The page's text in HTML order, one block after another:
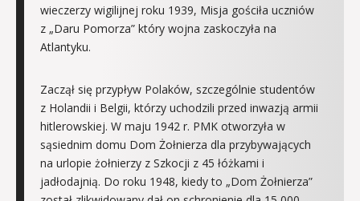
wieczerzy wigilijnej roku 1939, Misja gościła uczniów
z „Daru Pomorza” który wojna zaskoczyła na
Atlantyku.
Zaczął się przypływ Polaków, szczególnie studentów
z Holandii i Belgii, którzy uchodzili przed inwazją armii
hitlerowskiej. W maju 1942 r. PMK otworzyła w
sąsiednim domu Dom Żołnierza dla przybywających
na urlopie żołnierzy z Szkocji z 45 łóżkami i
jadłodajnią. Do roku 1948, kiedy to „Dom Żołnierza”